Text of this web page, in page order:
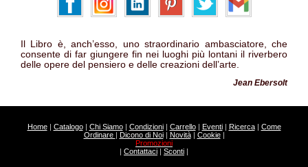
Il Libro è, anch’esso, uno straordinario ambasciatore, che
consente di far giungere fin nei luoghi più lontani il riverbero
delle opere del pensiero e delle creazioni dell’arte.
Jean Ebersolt
Home| Catalogo| Chi Siamo| Condizioni| Carrello| Eventi| Ricerca| Come
Ordinare | Dicono di Noi| Novità| Cookie|
Promozioni
| Contattaci | Sconti |